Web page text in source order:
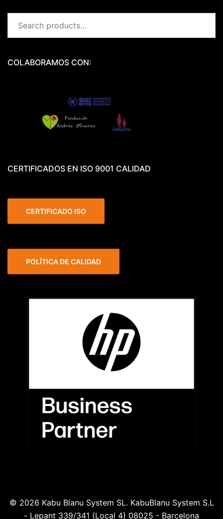
COLABORAMOS CON:
CERTIFICADOS EN ISO 9001 CALIDAD
CERTIFICADO ISO
POLÍTICA DE CALIDAD
© 2026 Kabu Blanu System SL. KabuBlanu System S.L
- Lepant 339/341 (Local 4) 08025 - Barcelona